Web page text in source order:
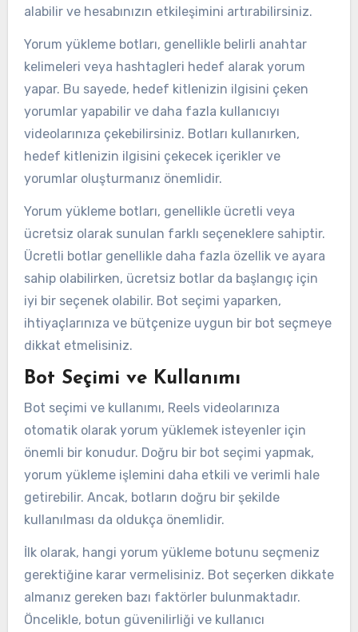
alabilir ve hesabınızın etkileşimini artırabilirsiniz.
Yorum yükleme botları, genellikle belirli anahtar
kelimeleri veya hashtagleri hedef alarak yorum
yapar. Bu sayede, hedef kitlenizin ilgisini çeken
yorumlar yapabilir ve daha fazla kullanıcıyı
videolarınıza çekebilirsiniz. Botları kullanırken,
hedef kitlenizin ilgisini çekecek içerikler ve
yorumlar oluşturmanız önemlidir.
Yorum yükleme botları, genellikle ücretli veya
ücretsiz olarak sunulan farklı seçeneklere sahiptir.
Ücretli botlar genellikle daha fazla özellik ve ayara
sahip olabilirken, ücretsiz botlar da başlangıç için
iyi bir seçenek olabilir. Bot seçimi yaparken,
ihtiyaçlarınıza ve bütçenize uygun bir bot seçmeye
dikkat etmelisiniz.
Bot Seçimi ve Kullanımı
Bot seçimi ve kullanımı, Reels videolarınıza
otomatik olarak yorum yüklemek isteyenler için
önemli bir konudur. Doğru bir bot seçimi yapmak,
yorum yükleme işlemini daha etkili ve verimli hale
getirebilir. Ancak, botların doğru bir şekilde
kullanılması da oldukça önemlidir.
İlk olarak, hangi yorum yükleme botunu seçmeniz
gerektiğine karar vermelisiniz. Bot seçerken dikkate
almanız gereken bazı faktörler bulunmaktadır.
Öncelikle, botun güvenilirliği ve kullanıcı